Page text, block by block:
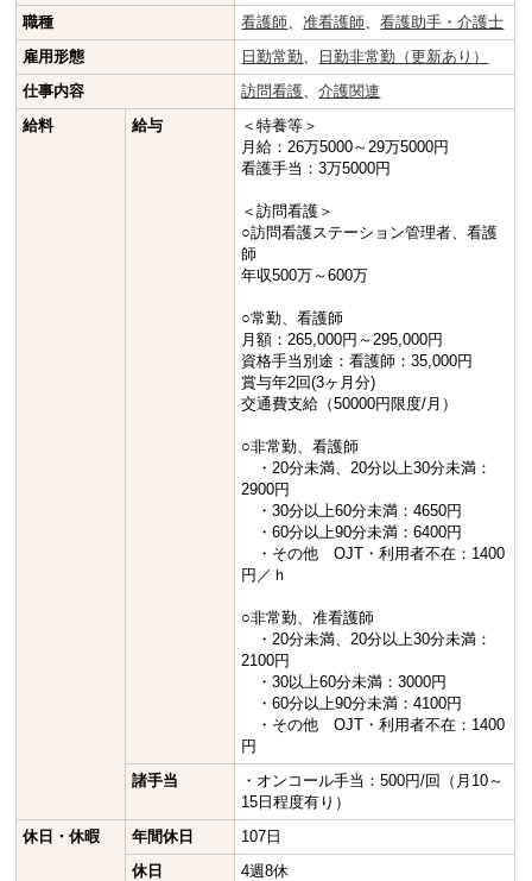
職種
看護師 、准看護師 、看護助手・介護士
雇用形態
日勤常勤
日勤非常勤（更新あり）
仕事内容
訪問看護 、介護関連
給料
給与
＜特養等＞
月給：26万5000～29万5000円
看護手当：3万5000円
＜訪問看護＞
○訪問看護ステーション管理者、看護
師
年収500万～600万
○常勤、看護師
月額：265,000円～295,000円
資格手当別途：看護師：35,000円
賞与年2回(3ヶ月分)
交通費支給（50000円限度/月）
○非常勤、看護師
・20分未満、20分以上30分未満：
2900円
・30分以上60分未満：4650円
・60分以上90分未満：6400円
・その他 OJT・利用者不在：1400
円／ｈ
○非常勤、准看護師
・20分未満、20分以上30分未満：
2100円
・30以上60分未満：3000円
・60分以上90分未満：4100円
・その他 OJT・利用者不在：1400
円
諸手当
・オンコール手当：500円/回（月10～
15日程度有り）
休日・休暇
年間休日
107日
休日
4週8休